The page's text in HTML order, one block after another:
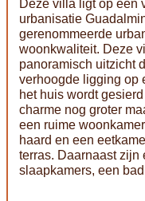
Deze villa ligt op een
urbanisatie
gerenommeerde
woonkwaliteit. Deze
panoramisch uitzicht
verhoogde ligging op
het huis wordt
charme nog groter
een ruime
haard en een
terras. Daarnaast zijn
slaapkamers, een